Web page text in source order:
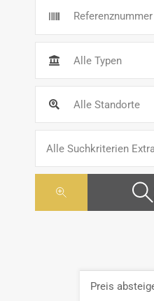
Alle Typen
Alle Standorte
Alle Suchkriterien
Preis